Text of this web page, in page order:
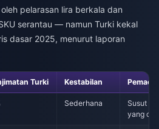
pelarasan lira berkala dan
serantau — namun Turki kekal
dasar 2025, menurut laporan
Turki Kestabilan Pemacu
Sederhana
Susut
yang